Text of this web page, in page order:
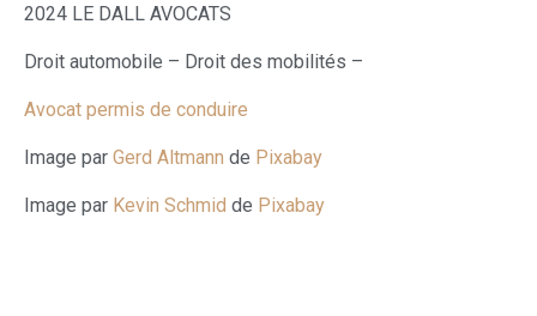
2024 LE DALL AVOCATS
Droit automobile – Droit des mobilités –
Avocat permis de conduire
Image par Gerd Altmann de Pixabay
Image par Kevin Schmid de Pixabay